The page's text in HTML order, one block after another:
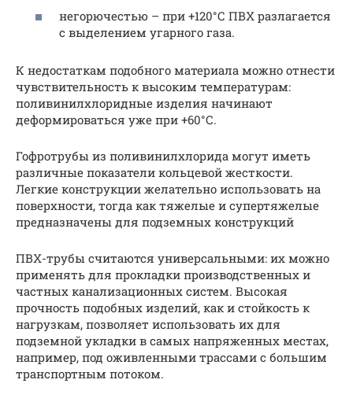
негорючестью – при +120°С ПВХ разлагается
с выделением угарного газа.
К недостаткам подобного материала можно отнести
чувствительность к высоким температурам:
поливинилхлоридные изделия начинают
деформироваться уже при +60°С.
Гофротрубы из поливинилхлорида могут иметь
различные показатели кольцевой жесткости.
Легкие конструкции желательно использовать на
поверхности, тогда как тяжелые и супертяжелые
предназначены для подземных конструкций
ПВХ-трубы считаются универсальными: их можно
применять для прокладки производственных и
частных канализационных систем. Высокая
прочность подобных изделий, как и стойкость к
нагрузкам, позволяет использовать их для
подземной укладки в самых напряженных местах,
например, под оживленными трассами с большим
транспортным потоком.